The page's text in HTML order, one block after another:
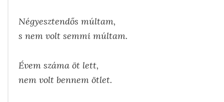
Négyesztendős múltam,
s nem volt semmi múltam.
Évem száma öt lett,
nem volt bennem ötlet.